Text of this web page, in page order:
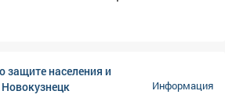
лёгочную реанимацию, помощь
и потери сознания, а также
"Лёд"), участие
защите населения и
Информация